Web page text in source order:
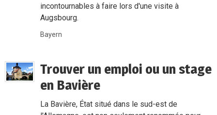
incontournables à faire lors d'une visite à
Augsbourg.
Bayern
Trouver un emploi ou un stage
en Bavière
La Bavière, État situé dans le sud-est de